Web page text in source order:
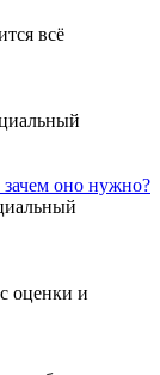
всё
зачем оно нужно?
оценки и